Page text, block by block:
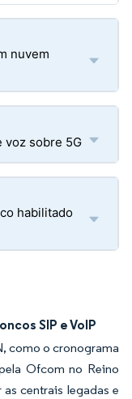
nuvem
voz sobre 5G
habilitado
SIP e VoIP
como o cronograma
Ofcom no Reino
centrais legadas e